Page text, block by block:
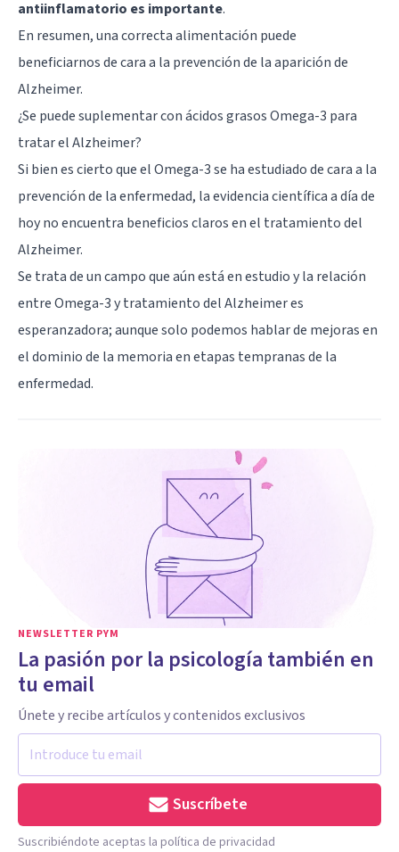
antiinflamatorio es importante.
En resumen, una correcta alimentación puede
beneficiarnos de cara a la prevención de la aparición de
Alzheimer.
¿Se puede suplementar con ácidos grasos Omega-3 para
tratar el Alzheimer?
Si bien es cierto que el Omega-3 se ha estudiado de cara a la
prevención de la enfermedad, la evidencia científica a día de
hoy no encuentra beneficios claros en el tratamiento del
Alzheimer.
Se trata de un campo que aún está en estudio y la relación
entre Omega-3 y tratamiento del Alzheimer es
esperanzadora; aunque solo podemos hablar de mejoras en
el dominio de la memoria en etapas tempranas de la
enfermedad.
NEWSLETTER PYM
La pasión por la psicología también en
tu email
Únete y recibe artículos y contenidos exclusivos
Suscríbete
Suscribiéndote aceptas la política de privacidad